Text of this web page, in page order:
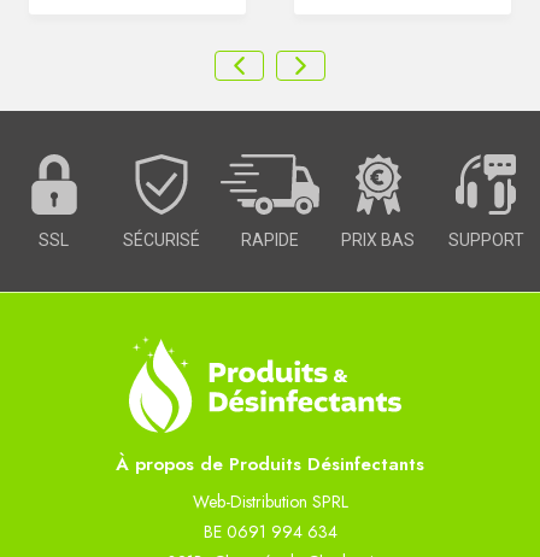
SSL SÉCURISÉ RAPIDE PRIX BAS SUPPORT
À propos de Produits Désinfectants
Web-Distribution SPRL
BE 0691 994 634